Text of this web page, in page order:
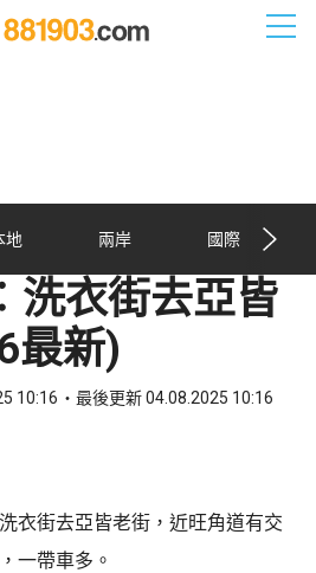
地 兩岸 國際
洗衣街去亞皆
最新)
10:16 最後更新 04.08.2025 10:16
洗衣街去亞皆老街，近旺角道有交
一帶車多。